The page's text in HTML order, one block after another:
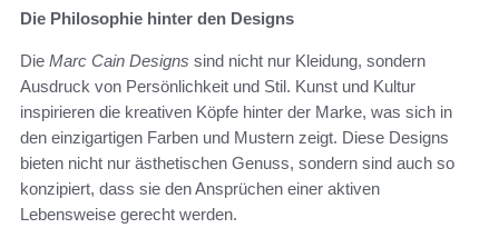
Die Philosophie hinter den Designs
Die Marc Cain Designs sind nicht nur Kleidung, sondern
Ausdruck von Persönlichkeit und Stil. Kunst und Kultur
inspirieren die kreativen Köpfe hinter der Marke, was sich in
den einzigartigen Farben und Mustern zeigt. Diese Designs
bieten nicht nur ästhetischen Genuss, sondern sind auch so
konzipiert, dass sie den Ansprüchen einer aktiven
Lebensweise gerecht werden.